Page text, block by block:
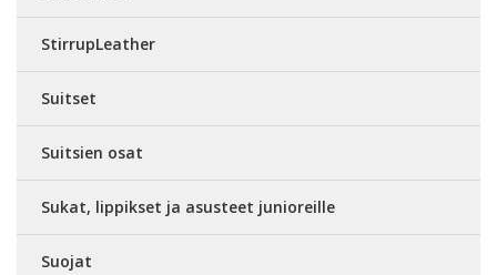
StirrupLeather
Suitset
Suitsien osat
Sukat, lippikset ja asusteet junioreille
Suojat